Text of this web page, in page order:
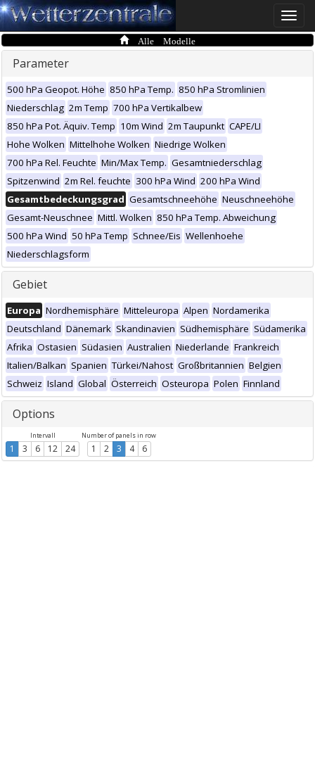
Toggle
Alle Modelle
Parameter
500 hPa Geopot. Höhe 850 hPa Temp. 850 hPa Stromlinien
Niederschlag 2m Temp 700 hPa Vertikalbew
850 hPa Pot. Äquiv. Temp 10m Wind 2m Taupunkt CAPE/LI
Hohe Wolken Mittelhohe Wolken Niedrige Wolken
700 hPa Rel. Feuchte Min/Max Temp. Gesamtniederschlag
Spitzenwind 2m Rel. feuchte 300 hPa Wind 200 hPa Wind
Gesamtbedeckungsgrad Gesamtschneehöhe Neuschneehöhe
Gesamt-Neuschnee Mittl. Wolken 850 hPa Temp. Abweichung
500 hPa Wind 50 hPa Temp Schnee/Eis Wellenhoehe
Niederschlagsform
Gebiet
Europa Nordhemisphäre Mitteleuropa Alpen Nordamerika
Deutschland Dänemark Skandinavien Südhemisphäre Südamerika
Afrika Ostasien Südasien Australien Niederlande Frankreich
Italien/Balkan Spanien Türkei/Nahost Großbritannien Belgien
Schweiz Island Global Österreich Osteuropa Polen Finnland
Options
Intervall
1 3 6 12 24
Number of panels in row
1 2 3 4 6